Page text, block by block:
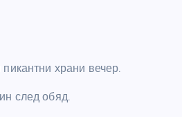
храни вечер.
след обяд.